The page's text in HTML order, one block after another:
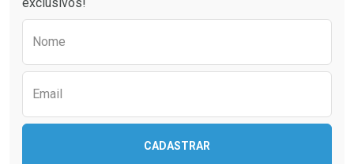
Nome
Email
CADASTRAR